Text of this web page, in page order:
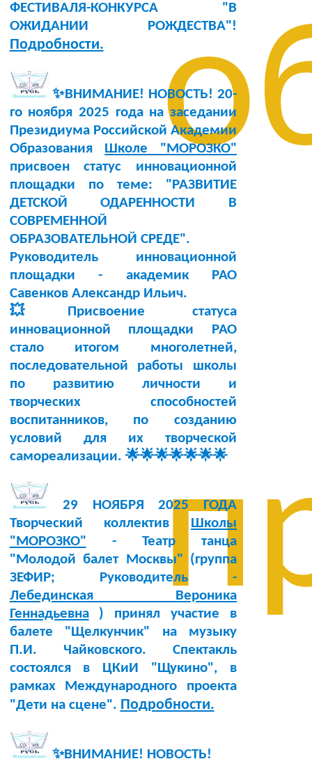
ФЕСТИВАЛЯ-КОНКУРСА "В
ОЖИДАНИИ РОЖДЕСТВА"!
Подробности.
✨ВНИМАНИЕ! НОВОСТЬ! 20-
го ноября 2025 годана заседании
Президиума Российской Академии
Образования Школе "МОРОЗКО"
присвоен статус инновационной
площадки по теме: "РАЗВИТИЕ
ДЕТСКОЙ ОДАРЕННОСТИ В
СОВРЕМЕННОЙ
ОБРАЗОВАТЕЛЬНОЙ СРЕДЕ".
Руководитель инновационной
площадки - академик РАО
Савенков Александр Ильич.
💥Присвоение статуса
инновационной площадки РАО
стало итогом многолетней,
последовательной работы школы
по развитию личности и
творческих способностей
воспитанников, по созданию
условий для их творческой
самореализации. 🌟🌟🌟🌟🌟🌟🌟
29 НОЯБРЯ 2025 ГОДА
Творческий коллектив Школы
"МОРОЗКО" - Театр танца
"Молодой балет Москвы" (группа
ЗЕФИР; Руководитель -
Лебединская Вероника
Геннадьевна) принял участие в
балете "Щелкунчик" на музыку
П.И. Чайковского. Спектакль
состоялся в ЦКиИ "Щукино", в
рамках Международного проекта
"Дети на сцене". Подробности.
✨ВНИМАНИЕ! НОВОСТЬ!